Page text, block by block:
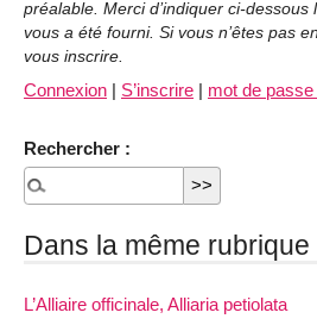
préalable. Merci d’indiquer ci-dessous
vous a été fourni. Si vous n’êtes pas
vous inscrire.
Connexion | S’inscrire | mot de passe
Rechercher :
Dans la même rubrique
L’Alliaire officinale, Alliaria petiolata